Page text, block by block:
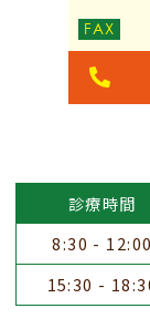
診療時間
8:30 - 12:00
15:30 -